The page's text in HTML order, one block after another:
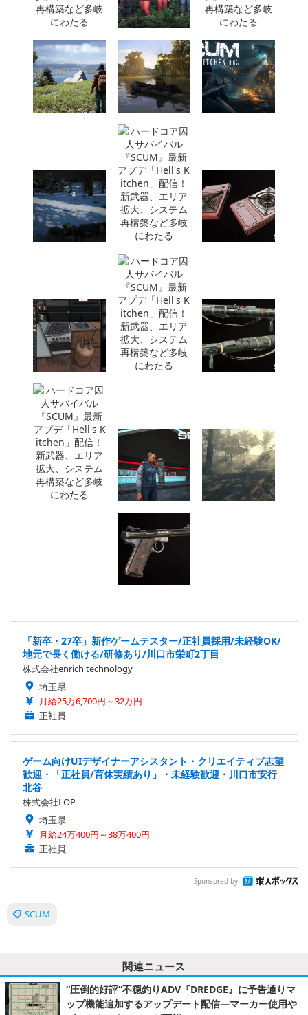
「新卒・27卒」新作ゲームテスター/正社員採用/未経験OK/
地元で長く働ける/研修あり/川口市栄町2丁目
株式会社enrich technology
埼玉県
月給25万6,700円～32万円
正社員
ゲーム向けUIデザイナーアシスタント・クリエイティブ志望
歓迎・「正社員/育休実績あり」・未経験歓迎・川口市安行
北谷
株式会社LOP
埼玉県
月給24万400円～38万400円
正社員
Sponsored by
SCUM
関連ニュース
“圧倒的好評”不穏釣りADV『DREDGE』に予告通りマ
ップ機能追加するアップデート配信―マーカー使用や